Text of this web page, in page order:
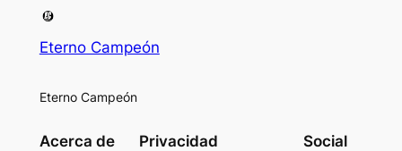
Eterno Campeón
Eterno Campeón
Acerca de Privacidad Social